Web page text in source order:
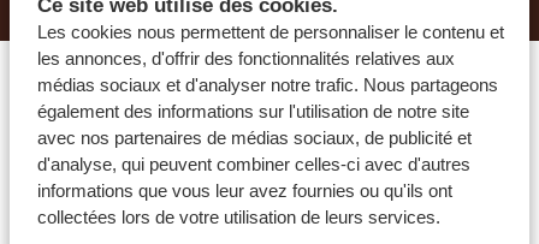
Ce site web utilise des cookies.
Les cookies nous permettent de personnaliser le contenu et
les annonces, d'offrir des fonctionnalités relatives aux
médias sociaux et d'analyser notre trafic. Nous partageons
également des informations sur l'utilisation de notre site
avec nos partenaires de médias sociaux, de publicité et
d'analyse, qui peuvent combiner celles-ci avec d'autres
informations que vous leur avez fournies ou qu'ils ont
collectées lors de votre utilisation de leurs services.
Quel hébergement vous
conviendrait le mieux ?